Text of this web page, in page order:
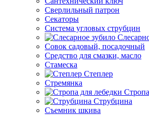
Сверлильный патрон
Секаторы
Система угловых струбцин
Совок садовый, посадочный
Средство для смазки, масло
Стамеска
Степлер
Стремянка
Струбцина
Съемник шкива